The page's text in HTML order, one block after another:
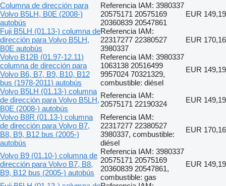
Columna de dirección para
Volvo B5LH, B0E (2008-)
autobús
Referencia IAM: 3980337
20575171 20575169
20360839 20547861
EUR 149,19
Fuji B5LH (01.13-) columna de
dirección para Volvo B5LH,
B0E autobús
Referencia IAM:
22317277 22380527
3980337
EUR 170,16
Volvo B12B (01.97-12.11)
columna de dirección para
Volvo B6, B7, B9, B10, B12
bus (1978-2011) autobús
Referencia IAM: 3980337
1063138 20516499
9957024 70321329,
combustible: diésel
EUR 149,19
Volvo B5LH (01.13-) columna
de dirección para Volvo B5LH,
B0E (2008-) autobús
Referencia IAM:
20575171 22190324
EUR 149,19
Volvo B8R (01.13-) columna
de dirección para Volvo B7,
B8, B9, B12 bus (2005-)
autobús
Referencia IAM:
22317277 22380527
3980337, combustible:
diésel
EUR 170,16
Volvo B9 (01.10-) columna de
dirección para Volvo B7, B8,
B9, B12 bus (2005-) autobús
Referencia IAM: 3980337
20575171 20575169
20360839 20547861,
combustible: gas
EUR 149,19